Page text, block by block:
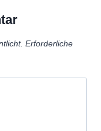
Erforderliche